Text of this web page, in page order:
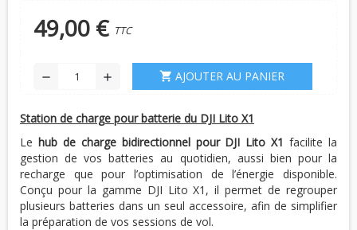
49,00 € TTC
remove add shopping_cart AJOUTER AU PANIER
Station de charge pour batterie du DJI Lito X1
Le hub de charge bidirectionnel pour DJI Lito X1 facilite la
gestion de vos batteries au quotidien, aussi bien pour la
recharge que pour l’optimisation de l’énergie disponible.
Conçu pour la gamme DJI Lito X1, il permet de regrouper
plusieurs batteries dans un seul accessoire, afin de simplifier
la préparation de vos sessions de vol.